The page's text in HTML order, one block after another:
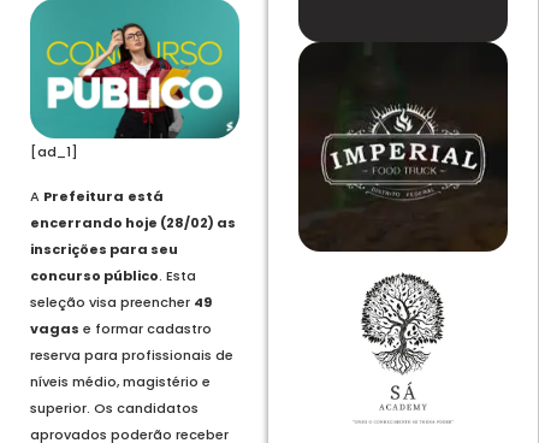
[ad_1]
A Prefeitura está
encerrando hoje (28/02) as
inscrições para seu
concurso público. Esta
seleção visa preencher 49
vagas e formar cadastro
reserva para profissionais de
níveis médio, magistério e
superior. Os candidatos
aprovados poderão receber